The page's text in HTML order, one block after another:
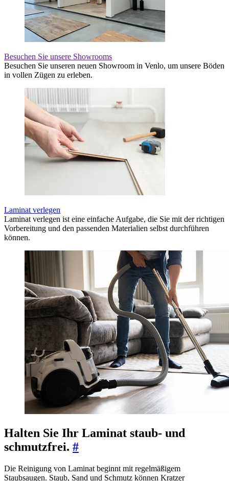
Besuchen Sie unsere Showrooms
Besuchen Sie unseren neuen Showroom in Venlo, um unsere Böden
in vollen Zügen zu erleben.
Laminat verlegen
Laminat verlegen ist eine einfache Aufgabe, die Sie mit der richtigen
Vorbereitung und den passenden Materialien selbst durchführen
können.
Halten Sie Ihr Laminat staub- und
schmutzfrei. #
Die Reinigung von Laminat beginnt mit regelmäßigem
Staubsaugen. Staub, Sand und Schmutz können Kratzer